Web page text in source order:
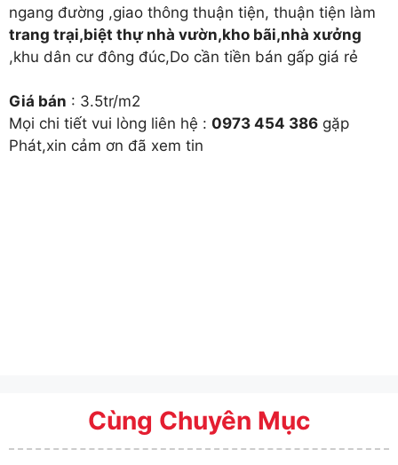
ngang đường ,giao thông thuận tiện, thuận tiện làm
trang trại,biệt thự nhà vườn,kho bãi,nhà xưởng
,khu dân cư đông đúc,Do cần tiền bán gấp giá rẻ
Giá bán : 3.5tr/m2
Mọi chi tiết vui lòng liên hệ : 0973 454 386 gặp
Phát,xin cảm ơn đã xem tin
Cùng Chuyên Mục